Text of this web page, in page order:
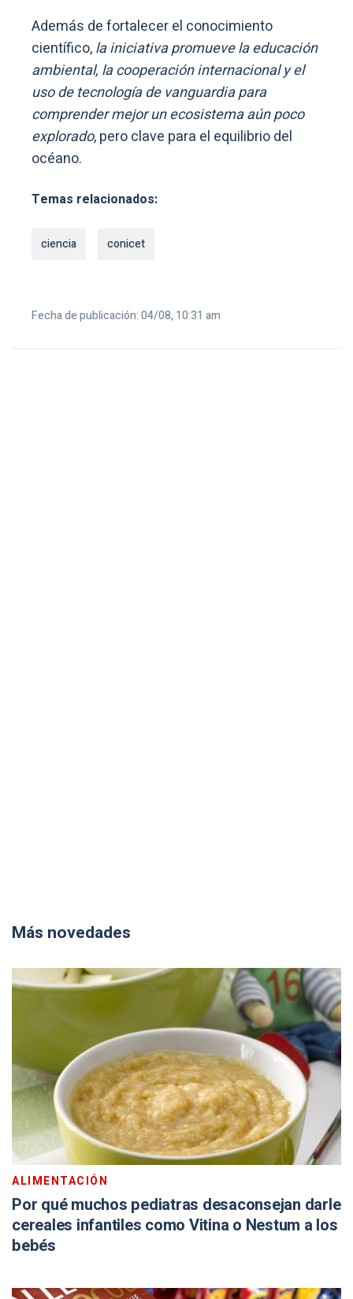
Además de fortalecer el conocimiento
científico,la iniciativa promueve la educación
ambiental, la cooperación internacional y el
uso de tecnología de vanguardia para
comprender mejor un ecosistema aún poco
explorado, pero clave para el equilibrio del
océano.
Temas relacionados:
ciencia conicet
Fecha de publicación: 04/08, 10:31 am
Más novedades
ALIMENTACIÓN
Por qué muchos pediatras desaconsejan darle
cereales infantiles como Vitina o Nestum a los
bebés